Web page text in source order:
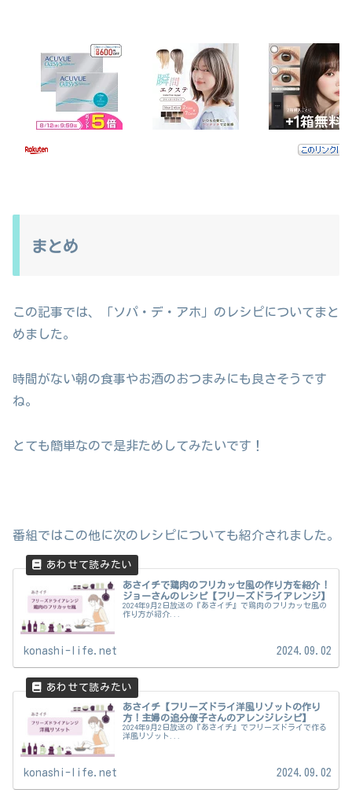
まとめ
この記事では、「ソパ・デ・アホ」のレシピについてまと
めました。
時間がない朝の食事やお酒のおつまみにも良さそうです
ね。
とても簡単なので是非ためしてみたいです！
番組ではこの他に次のレシピについても紹介されました。
あさイチで鶏肉のフリカッセ風の作り方を紹介！
ジョーさんのレシピ【フリーズドライアレンジ】
2024年9月2日放送の『あさイチ』で鶏肉のフリカッセ風の
作り方が紹介...
konashi-life.net 2024.09.02
あさイチ【フリーズドライ洋風リゾットの作り
方！主婦の追分僚子さんのアレンジレシピ】
2024年9月2日放送の『あさイチ』でフリーズドライで作る
洋風リゾット...
konashi-life.net 2024.09.02